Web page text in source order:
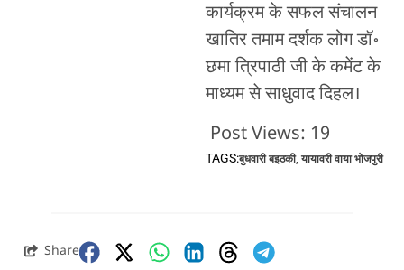
कार्यक्रम के सफल संचालन
खातिर तमाम दर्शक लोग डॉ॰
छमा त्रिपाठी जी के कमेंट के
माध्यम से साधुवाद दिहल।
Post Views: 19
TAGS:बुधवारी बइठकी, यायावरी वाया भोजपुरी
Share